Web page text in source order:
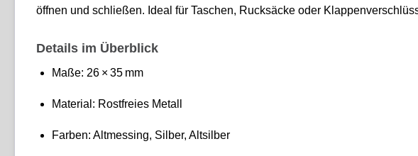
öffnen und schließen. Ideal für Taschen, Rucksäcke oder
Details im Überblick
Maße: 26 × 35 mm
Material: Rostfreies Metall
Farben: Altmessing, Silber, Altsilber